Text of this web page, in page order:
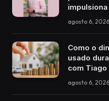
agosto 6, 2026
Como o
usado
com Tiago
agosto 6, 2026